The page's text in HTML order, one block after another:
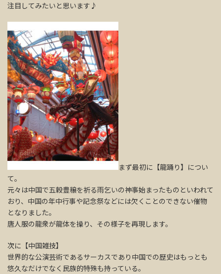
注目してみたいと思います♪
まず最初に【龍踊り】につい
て。
元々は中国で五穀豊穣を祈る雨乞いの神事始まったものといわれて
おり、中国の年中行事や記念祭などには欠くことのできない催物
となりました。
唐人服の龍衆が龍体を操り、その様子を再現します。
次に【中国雑技】
世界的な公演芸術であるサーカスであり中国での歴史はもっとも
悠久なだけでなく民族的特殊も持っている。